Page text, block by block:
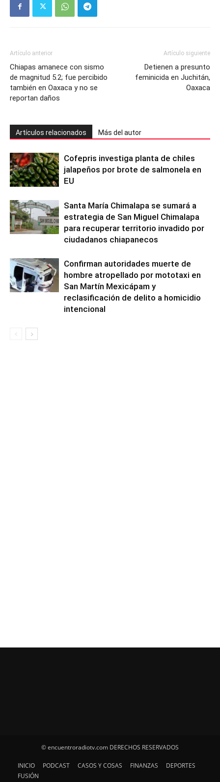
Artículo anterior
Chiapas amanece con sismo
de magnitud 5.2; fue percibido
también en Oaxaca y no se
reportan daños
Artículo siguiente
Detienen a presunto
feminicida en Juchitán,
Oaxaca
Artículos relacionados Más del autor
Cofepris investiga planta de chiles
jalapeños por brote de salmonela en
EU
Santa María Chimalapa se sumará a
estrategia de San Miguel Chimalapa
para recuperar territorio invadido por
ciudadanos chiapanecos
Confirman autoridades muerte de
hombre atropellado por mototaxi en
San Martín Mexicápam y
reclasificación de delito a homicidio
intencional
© encuentroradiotv.com DERECHOS RESERVADOS
INICIO PODCAST CASOS Y COSAS FINANZAS
DEPORTES
FUSIÓN